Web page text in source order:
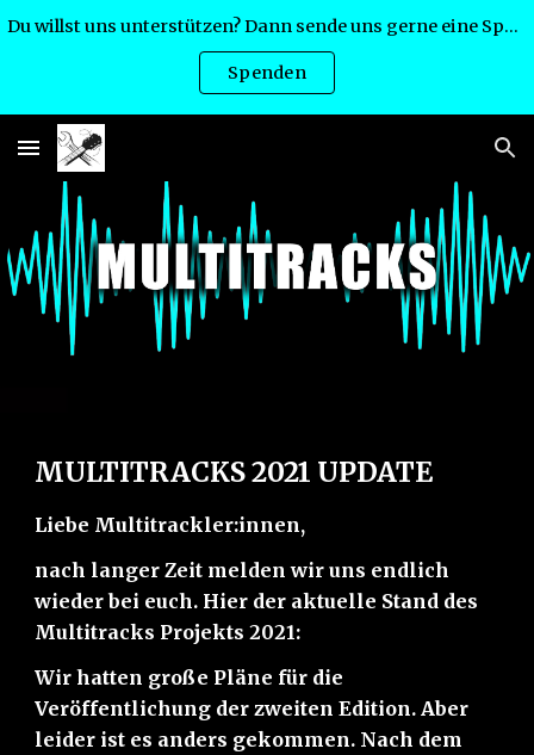
Du willst uns unterstützen? Dann sende uns gerne eine Spende:
Spenden
MULTITRACKS 2021 UPDATE
Liebe Multitrackler:innen,
nach langer Zeit melden wir uns endlich
wieder bei euch. Hier der aktuelle Stand des
Multitracks Projekts 2021:
Wir hatten große Pläne für die
Veröffentlichung der zweiten Edition. Aber
leider ist es anders gekommen. Nach dem